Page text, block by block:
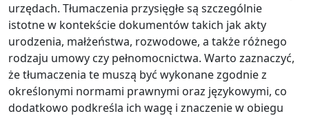
urzędach. Tłumaczenia przysięgłe są szczególnie
istotne w kontekście dokumentów takich jak akty
urodzenia, małżeństwa, rozwodowe, a także różnego
rodzaju umowy czy pełnomocnictwa. Warto zaznaczyć,
że tłumaczenia te muszą być wykonane zgodnie z
określonymi normami prawnymi oraz językowymi, co
dodatkowo podkreśla ich wagę i znaczenie w obiegu